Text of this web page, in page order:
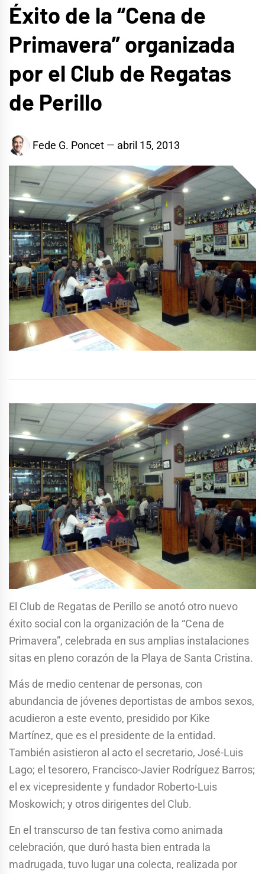
Éxito de la “Cena de
Primavera” organizada
por el Club de Regatas
de Perillo
Fede G. Poncet abril 15, 2013
El Club de Regatas de Perillo se anotó otro nuevo
éxito social con la organización de la “Cena de
Primavera”, celebrada en sus amplias instalaciones
sitas en pleno corazón de la Playa de Santa Cristina.
Más de medio centenar de personas, con
abundancia de jóvenes deportistas de ambos sexos,
acudieron a este evento, presidido por Kike
Martínez, que es el presidente de la entidad.
También asistieron al acto el secretario, José-Luis
Lago; el tesorero, Francisco-Javier Rodríguez Barros;
el ex vicepresidente y fundador Roberto-Luis
Moskowich; y otros dirigentes del Club.
En el transcurso de tan festiva como animada
celebración, que duró hasta bien entrada la
madrugada, tuvo lugar una colecta, realizada por